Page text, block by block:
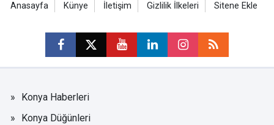
Anasayfa Künye İletişim Gizlilik İlkeleri Sitene Ekle
Konya Haberleri
Konya Düğünleri